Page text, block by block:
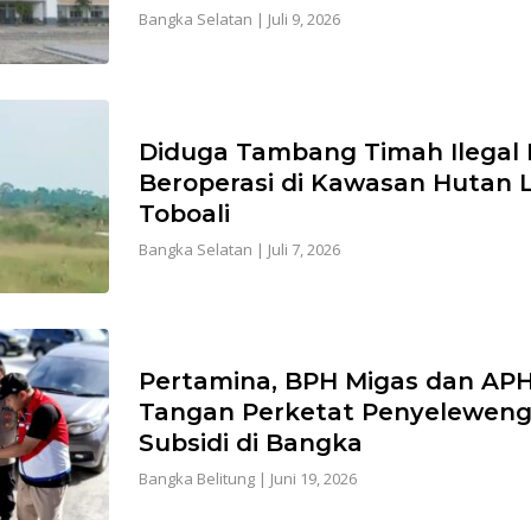
Bangka Selatan | Juli 9, 2026
Diduga Tambang Timah Ilegal
Beroperasi di Kawasan Hutan
Toboali
Bangka Selatan | Juli 7, 2026
Pertamina, BPH Migas dan
Tangan Perketat
Subsidi di Bangka
Bangka Belitung | Juni 19, 2026